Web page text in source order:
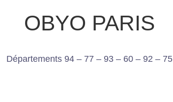
OBYO PARIS
Départements 94 – 77 – 93 – 60 – 92 – 75